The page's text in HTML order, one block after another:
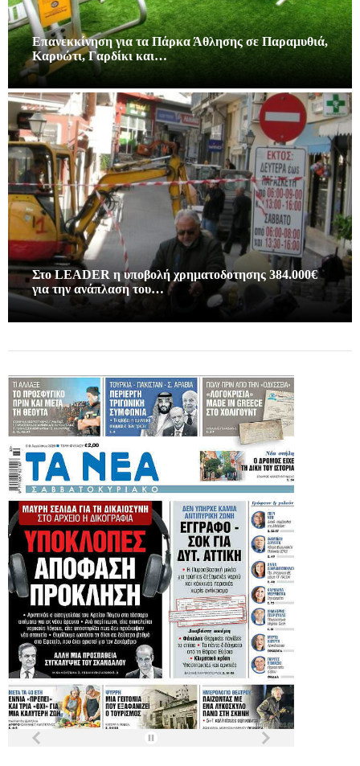
Επανεκκίνηση για τα Πάρκα Άθλησης σε Παραμυθιά,
Καρυώτι, Γαρδίκι και…
Στο LEADER η υποβολή χρηματοδοτησης 384.000€
για την ανάπλαση του…